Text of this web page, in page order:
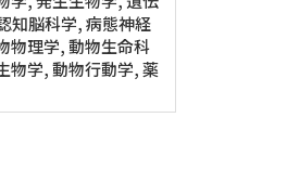
知脳科学, 病態神経
物理学, 動物生命科
物学, 動物行動学, 薬